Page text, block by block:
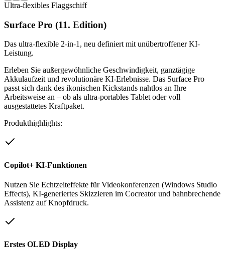
Ultra-flexibles Flaggschiff
Surface Pro (11. Edition)
Das ultra-flexible 2-in-1, neu definiert mit unübertroffener KI-
Leistung.
Erleben Sie außergewöhnliche Geschwindigkeit, ganztägige
Akkulaufzeit und revolutionäre KI-Erlebnisse. Das Surface Pro
passt sich dank des ikonischen Kickstands nahtlos an Ihre
Arbeitsweise an – ob als ultra-portables Tablet oder voll
ausgestattetes Kraftpaket.
Produkthighlights:
Copilot+ KI-Funktionen
Nutzen Sie Echtzeiteffekte für Videokonferenzen (Windows Studio
Effects), KI-generiertes Skizzieren im Cocreator und bahnbrechende
Assistenz auf Knopfdruck.
Erstes OLED Display